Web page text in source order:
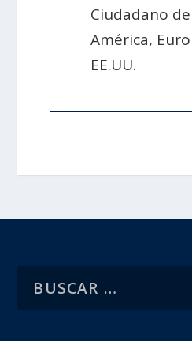
Ciudadano
América,
EE.UU.